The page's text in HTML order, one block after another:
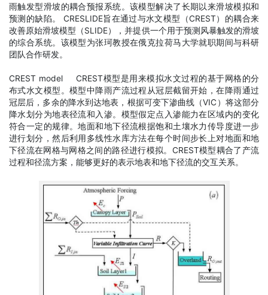
雨触发型滑坡的耦合预报系统。该模型解决了长期以来滑坡模拟和
预测的缺陷。 CRESLIDE旨在通过与水文模型（CREST）的耦合来
改善原始滑坡模型（SLIDE），并提供一个用于预测风暴触发的滑坡
的综合系统。该模型为张珂教授在俄克拉荷马大学就职期间与科研
团队合作研发。
CREST model CREST模型是用来模拟水文过程的基于网格的分
布式水文模型。模型中降雨产流过程从冠层截留开始，在降雨通过
冠层后，多余的降水到达地表，根据可变下渗曲线（VIC）将这部分
降水划分为地表径流和入渗。模型假定点入渗能力在区域内的变化
符合一定的规律。地面和地下径流根据饱和土壤水力传导度进一步
进行划分，然后利用多线性水库方法在每个时间步长上对地面和地
下径流在网格与网格之间的路径进行模拟。CREST模型耦合了产流
过程和径流方案，能够更好的表示地表和地下径流的交互关系。